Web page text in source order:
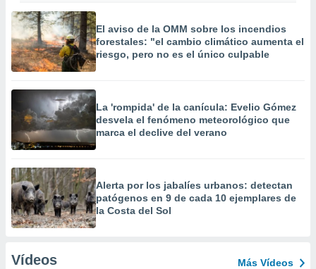
El aviso de la OMM sobre los incendios
forestales: "el cambio climático aumenta el
riesgo, pero no es el único culpable
La 'rompida' de la canícula: Evelio Gómez
desvela el fenómeno meteorológico que
marca el declive del verano
Alerta por los jabalíes urbanos: detectan
patógenos en 9 de cada 10 ejemplares de
la Costa del Sol
Vídeos Más Vídeos